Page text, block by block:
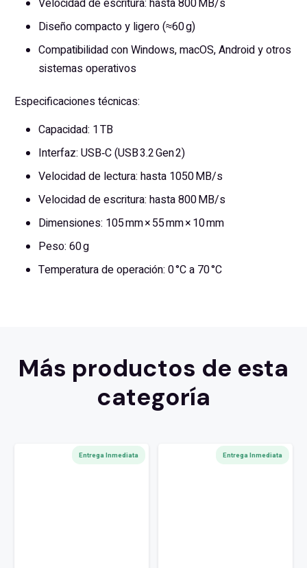
Velocidad de escritura: hasta 800 MB/s
Diseño compacto y ligero (≈60 g)
Compatibilidad con Windows, macOS, Android y otros
sistemas operativos
Especificaciones técnicas:
Capacidad: 1 TB
Interfaz: USB‑C (USB 3.2 Gen 2)
Velocidad de lectura: hasta 1050 MB/s
Velocidad de escritura: hasta 800 MB/s
Dimensiones: 105 mm × 55 mm × 10 mm
Peso: 60 g
Temperatura de operación: 0 °C a 70 °C
Más productos de esta
categoría
Entrega Inmediata Entrega Inmediata